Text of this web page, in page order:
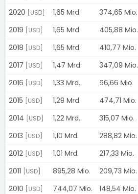
2020
[USD] 1,65 Mrd. 374,65 Mio.
2019
[USD] 1,65 Mrd. 405,88 Mio.
2018
[USD] 1,65 Mrd. 410,77 Mio.
2017
[USD] 1,47 Mrd. 347,09 Mio.
2016
[USD] 1,33 Mrd. 96,66 Mio.
2015
[USD] 1,29 Mrd. 474,71 Mio.
2014
[USD] 1,22 Mrd. 315,07 Mio.
2013
[USD] 1,10 Mrd. 288,82 Mio.
2012
[USD] 1,01 Mrd. 217,33 Mio.
2011
[USD] 895,28 Mio. 209,73 Mio.
2010
[USD] 744,07 Mio. 148,54 Mio.